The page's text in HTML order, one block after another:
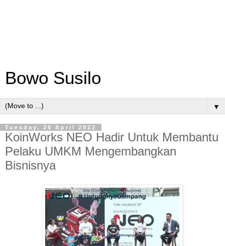
Bowo Susilo
▼
Tuesday, 26 April 2022
KoinWorks NEO Hadir Untuk Membantu
Pelaku UMKM Mengembangkan
Bisnisnya